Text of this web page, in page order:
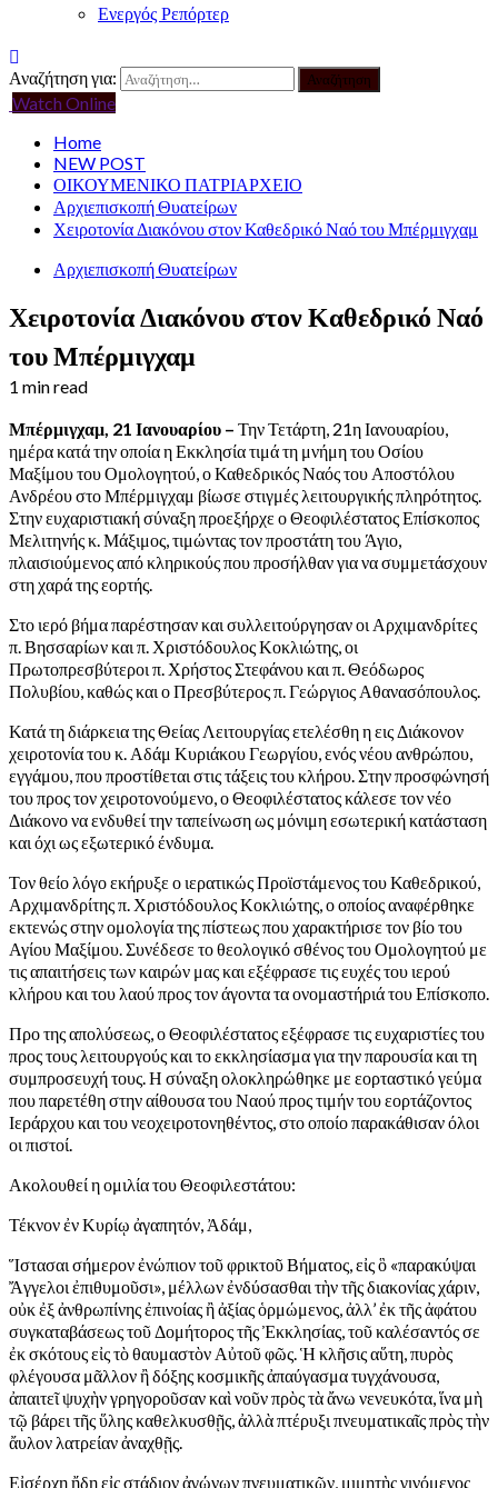
Ενεργός Ρεπόρτερ
Αναζήτηση για:
Watch Online
Home
NEW POST
ΟΙΚΟΥΜΕΝΙΚΟ ΠΑΤΡΙΑΡΧΕΙΟ
Αρχιεπισκοπή Θυατείρων
Χειροτονία Διακόνου στον Καθεδρικό Ναό του Μπέρμιγχαμ
Αρχιεπισκοπή Θυατείρων
Χειροτονία Διακόνου στον Καθεδρικό Ναό
του Μπέρμιγχαμ
1 min read
Μπέρμιγχαμ, 21 Ιανουαρίου – Την Τετάρτη, 21η Ιανουαρίου,
ημέρα κατά την οποία η Εκκλησία τιμά τη μνήμη του Οσίου
Μαξίμου του Ομολογητού, ο Καθεδρικός Ναός του Αποστόλου
Ανδρέου στο Μπέρμιγχαμ βίωσε στιγμές λειτουργικής πληρότητος.
Στην ευχαριστιακή σύναξη προεξήρχε ο Θεοφιλέστατος Επίσκοπος
Μελιτηνής κ. Μάξιμος, τιμώντας τον προστάτη του Άγιο,
πλαισιούμενος από κληρικούς που προσήλθαν για να συμμετάσχουν
στη χαρά της εορτής.
Στο ιερό βήμα παρέστησαν και συλλειτούργησαν οι Αρχιμανδρίτες
π. Βησσαρίων και π. Χριστόδουλος Κοκλιώτης, οι
Πρωτοπρεσβύτεροι π. Χρήστος Στεφάνου και π. Θεόδωρος
Πολυβίου, καθώς και ο Πρεσβύτερος π. Γεώργιος Αθανασόπουλος.
Κατά τη διάρκεια της Θείας Λειτουργίας ετελέσθη η εις Διάκονον
χειροτονία του κ. Αδάμ Κυριάκου Γεωργίου, ενός νέου ανθρώπου,
εγγάμου, που προστίθεται στις τάξεις του κλήρου. Στην προσφώνησή
του προς τον χειροτονούμενο, ο Θεοφιλέστατος κάλεσε τον νέο
Διάκονο να ενδυθεί την ταπείνωση ως μόνιμη εσωτερική κατάσταση
και όχι ως εξωτερικό ένδυμα.
Τον θείο λόγο εκήρυξε ο ιερατικώς Προϊστάμενος του Καθεδρικού,
Αρχιμανδρίτης π. Χριστόδουλος Κοκλιώτης, ο οποίος αναφέρθηκε
εκτενώς στην ομολογία της πίστεως που χαρακτήρισε τον βίο του
Αγίου Μαξίμου. Συνέδεσε το θεολογικό σθένος του Ομολογητού με
τις απαιτήσεις των καιρών μας και εξέφρασε τις ευχές του ιερού
κλήρου και του λαού προς τον άγοντα τα ονομαστήριά του Επίσκοπο.
Προ της απολύσεως, ο Θεοφιλέστατος εξέφρασε τις ευχαριστίες του
προς τους λειτουργούς και το εκκλησίασμα για την παρουσία και τη
συμπροσευχή τους. Η σύναξη ολοκληρώθηκε με εορταστικό γεύμα
που παρετέθη στην αίθουσα του Ναού προς τιμήν του εορτάζοντος
Ιεράρχου και του νεοχειροτονηθέντος, στο οποίο παρακάθισαν όλοι
οι πιστοί.
Ακολουθεί η ομιλία του Θεοφιλεστάτου:
Τέκνον ἐν Κυρίῳ ἀγαπητόν, Ἀδάμ,
Ἵστασαι σήμερον ἐνώπιον τοῦ φρικτοῦ Βήματος, εἰς ὃ «παρακύψαι
Ἄγγελοι ἐπιθυμοῦσι», μέλλων ἐνδύσασθαι τὴν τῆς διακονίας χάριν,
οὐκ ἐξ ἀνθρωπίνης ἐπινοίας ἢ ἀξίας ὁρμώμενος, ἀλλ’ ἐκ τῆς ἀφάτου
συγκαταβάσεως τοῦ Δομήτορος τῆς Ἐκκλησίας, τοῦ καλέσαντός σε
ἐκ σκότους εἰς τὸ θαυμαστὸν Αὐτοῦ φῶς. Ἡ κλῆσις αὕτη, πυρὸς
φλέγουσα μᾶλλον ἢ δόξης κοσμικῆς ἀπαύγασμα τυγχάνουσα,
ἀπαιτεῖ ψυχὴν γρηγοροῦσαν καὶ νοῦν πρὸς τὰ ἄνω νενευκότα, ἵνα μὴ
τῷ βάρει τῆς ὕλης καθελκυσθῇς, ἀλλὰ πτέρυξι πνευματικαῖς πρὸς τὴν
ἄυλον λατρείαν ἀναχθῇς.
Εἰσέρχῃ ἤδη εἰς στάδιον ἀγώνων πνευματικῶν, μιμητὴς γινόμενος